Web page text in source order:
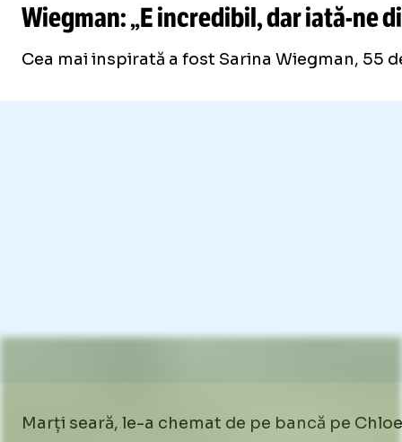
Wiegman: „E incredibil, dariată-ne
Cea mai inspirată a fost Sarina Wiegman, 55
Marți seară, le-a chemat de pe bancă pe